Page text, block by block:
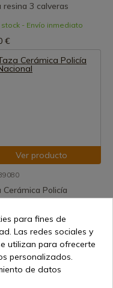
resina 3 calveras
stock - Envío inmediato
€
Ver producto
Cerámica Policía
stock - Envío inmediato
para fines de
Las redes sociales y
utilizan para ofrecerte
personalizados.
de datos